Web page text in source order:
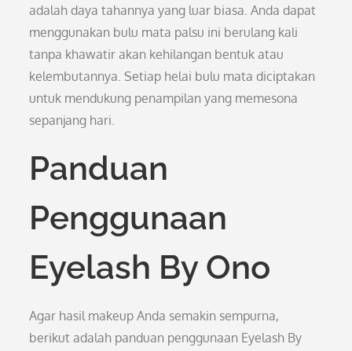
adalah daya tahannya yang luar biasa. Anda dapat
menggunakan bulu mata palsu ini berulang kali
tanpa khawatir akan kehilangan bentuk atau
kelembutannya. Setiap helai bulu mata diciptakan
untuk mendukung penampilan yang memesona
sepanjang hari.
Panduan
Penggunaan
Eyelash By Ono
Agar hasil makeup Anda semakin sempurna,
berikut adalah panduan penggunaan Eyelash By